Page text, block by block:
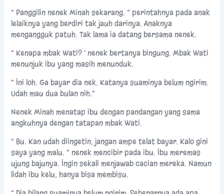
“ Panggilin nenek Minah sekarang. “ perintahnya pada anak
lelaiknya yang berdiri tak jauh darinya. Anaknya
mengangguk patuh. Tak lama ia datang bersama nenek.
“ Kenapa mbak Wati? ‘ nenek bertanya bingung. Mbak Wati
menunjuk ibu yang masih menunduk.
“ Ini loh. Ga bayar dia nek. Katanya suaminya belum ngirim.
Udah mau dua bulan nih.”
Nenek Minah menatap ibu dengan pandangan yang sama
angkuhnya dengan tatapan mbak Wati.
“ Bu. Kan udah diingetin, jangan ampe telat bayar. Kalo gini
saya yang malu. “ nenek mencibir pada ibu. Ibu meremas
ujung bajunya. Ingin sekali menjawab cacian mereka. Namun
lidah ibu kelu, hanya bisa membisu.